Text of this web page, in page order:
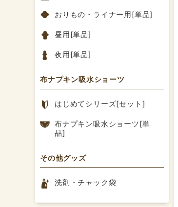
おりもの・ライナー用[単品]
昼用[単品]
夜用[単品]
布ナプキン吸水ショーツ
はじめてシリーズ[セット]
布ナプキン吸水ショーツ[単
品]
その他グッズ
洗剤・チャック袋